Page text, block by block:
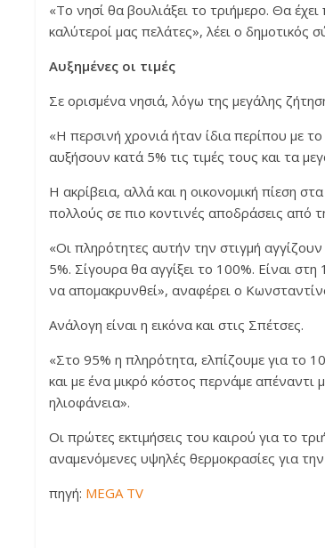
«To νησί θα βουλιάξει το τριήμερο. Θα
καλύτεροί μας πελάτες», λέει ο
Αυξημένες οι τιμές
Σε ορισμένα νησιά, λόγω της μεγάλης
«Η περσινή χρονιά ήταν ίδια περίπου με
αυξήσουν κατά 5% τις τιμές τους και τα
Η ακρίβεια, αλλά και η οικονομική πίεση
πολλούς σε πιο κοντινές αποδράσεις από
«Οι πληρότητες αυτήν την στιγμή
5%. Σίγουρα θα αγγίξει το 100%. Είναι
να απομακρυνθεί», αναφέρει ο
Ανάλογη είναι η εικόνα και στις Σπέτσες.
«Στο 95% η πληρότητα, ελπίζουμε για το
και με ένα μικρό κόστος περνάμε απέναντι
ηλιοφάνεια».
Οι πρώτες εκτιμήσεις του καιρού για το
αναμενόμενες υψηλές θερμοκρασίες για
πηγή: MEGA TV